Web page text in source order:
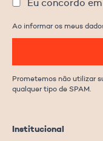
Institucional
Eu concordo
Ao informar os meus
Prometemos não utilizar
qualquer tipo de SPAM.